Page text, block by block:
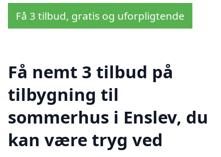
Få 3 tilbud, gratis og uforpligtende
Få nemt 3 tilbud på
tilbygning til
sommerhus i Enslev, du
kan være tryg ved